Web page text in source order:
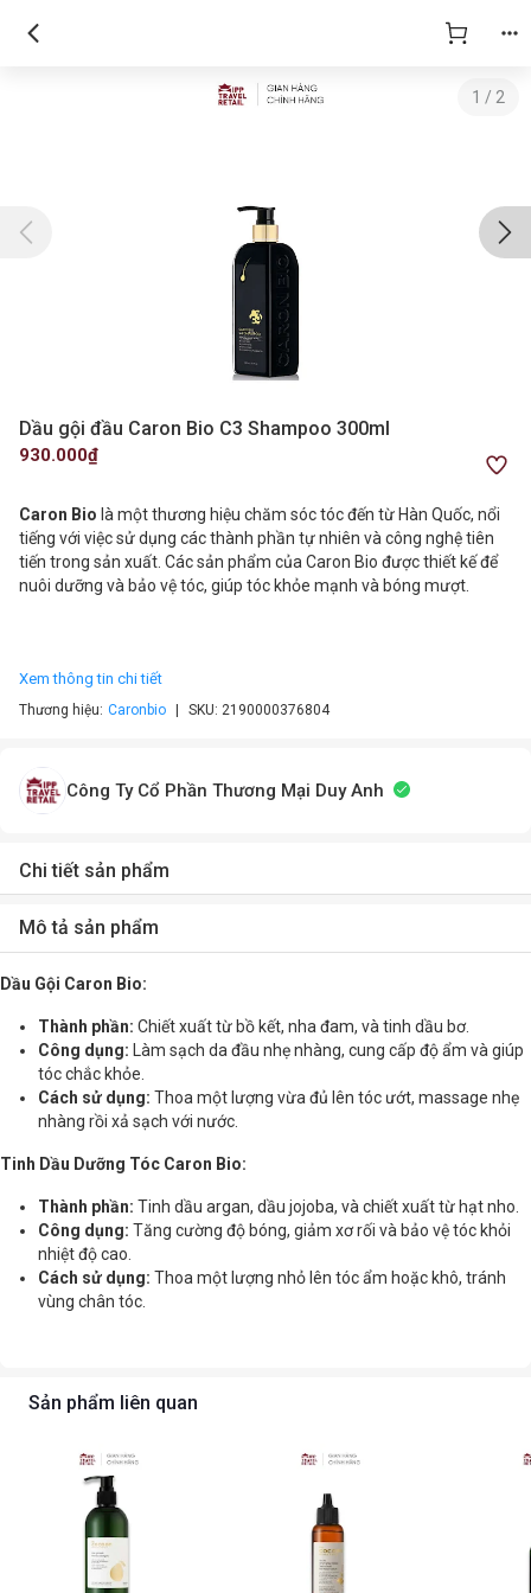
1 / 2
Dầu gội đầu Caron Bio C3 Shampoo 300ml
930.000₫
Caron Bio là một thương hiệu chăm sóc tóc đến từ Hàn Quốc, nổi
tiếng với việc sử dụng các thành phần tự nhiên và công nghệ tiên
tiến trong sản xuất. Các sản phẩm của Caron Bio được thiết kế để
nuôi dưỡng và bảo vệ tóc, giúp tóc khỏe mạnh và bóng mượt.
Xem thông tin chi tiết
Thương hiệu: Caronbio SKU: 2190000376804
Công Ty Cổ Phần Thương Mại Duy Anh
Chi tiết sản phẩm
Mô tả sản phẩm
Dầu Gội Caron Bio:
Thành phần: Chiết xuất từ bồ kết, nha đam, và tinh dầu bơ.
Công dụng: Làm sạch da đầu nhẹ nhàng, cung cấp độ ẩm và giúp
tóc chắc khỏe.
Cách sử dụng: Thoa một lượng vừa đủ lên tóc ướt, massage nhẹ
nhàng rồi xả sạch với nước.
Tinh Dầu Dưỡng Tóc Caron Bio:
Thành phần: Tinh dầu argan, dầu jojoba, và chiết xuất từ hạt nho.
Công dụng: Tăng cường độ bóng, giảm xơ rối và bảo vệ tóc khỏi
nhiệt độ cao.
Cách sử dụng: Thoa một lượng nhỏ lên tóc ẩm hoặc khô, tránh
vùng chân tóc.
Sản phẩm liên quan